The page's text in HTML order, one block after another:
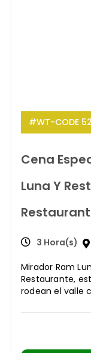
#WT-CODE
Cena
Luna Y
3 Hora(s)
Mirador Ram
Restaurante,
rodean el valle